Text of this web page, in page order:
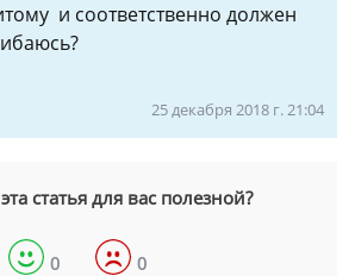
и соответственно должен
25 декабря 2018 г. 21:04
статья для вас полезной?
0 0